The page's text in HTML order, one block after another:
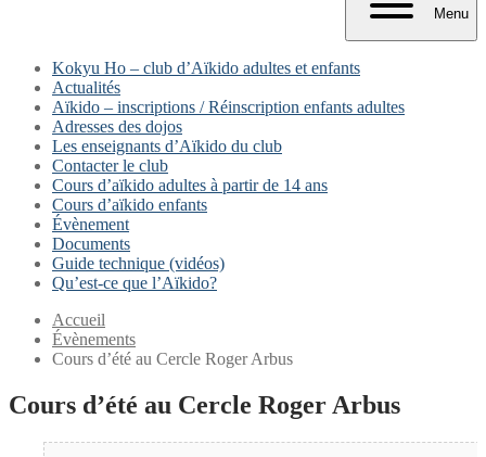
Menu
Kokyu Ho – club d’Aïkido adultes et enfants
Actualités
Aïkido – inscriptions / Réinscription enfants adultes
Adresses des dojos
Les enseignants d’Aïkido du club
Contacter le club
Cours d’aïkido adultes à partir de 14 ans
Cours d’aïkido enfants
Évènement
Documents
Guide technique (vidéos)
Qu’est-ce que l’Aïkido?
Accueil
Évènements
Cours d’été au Cercle Roger Arbus
Cours d’été au Cercle Roger Arbus